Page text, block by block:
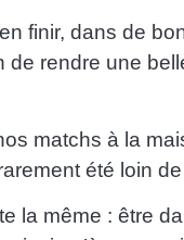
finir, dans de
de rendre une
matchs à la
été loin
la même : être